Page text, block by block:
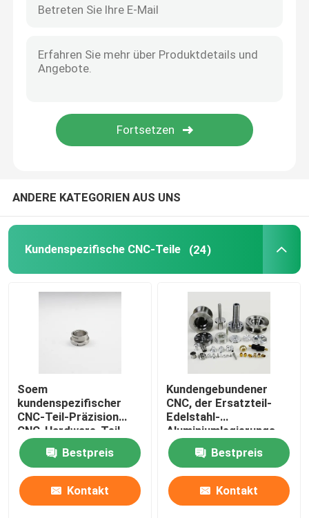
CNC-Drohnenteile
ANDERE KATEGORIEN AUS UNS
Kundenspezifische CNC-Teile (24)
Soem
kundenspezifischer
CNC-Teil-Präzision
CNC-Hardware-Teil-
Fachmann
Bestpreis
Kontakt
Kundengebundener
CNC, der Ersatzteil-
Edelstahl-
Aluminiumlegierungs-
Stahlmessing
maschinell bearbeitet
Bestpreis
Kontakt